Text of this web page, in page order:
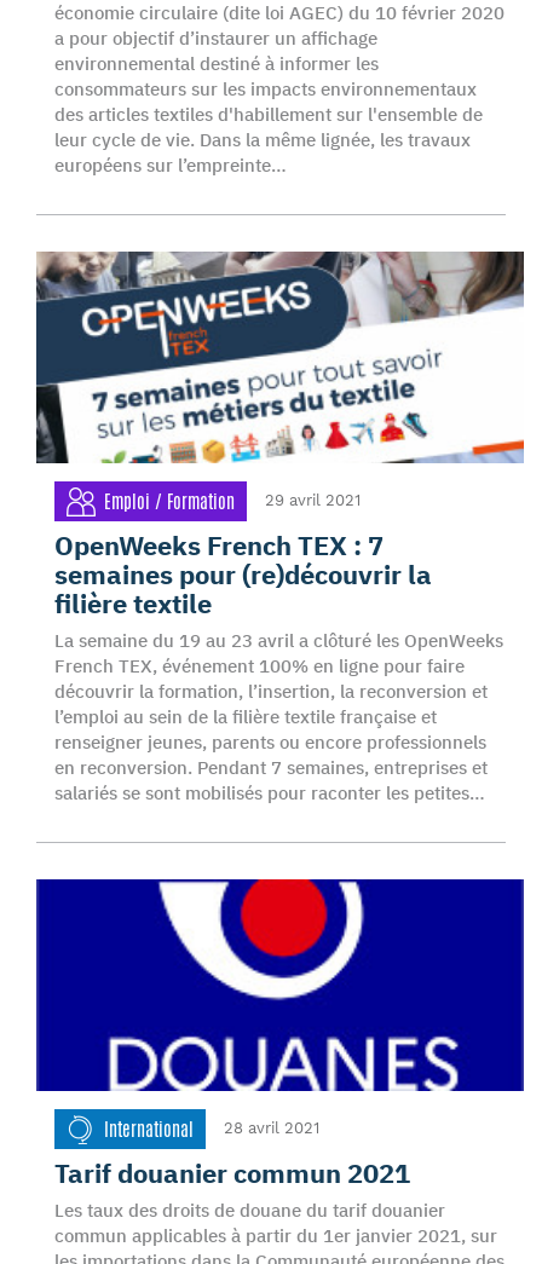
économie circulaire (dite loi AGEC) du 10 février 2020
a pour objectif d’instaurer un affichage
environnemental destiné à informer les
consommateurs sur les impacts environnementaux
des articles textiles d'habillement sur l'ensemble de
leur cycle de vie. Dans la même lignée, les travaux
européens sur l’empreinte…
Emploi / Formation 29 avril 2021
OpenWeeks French TEX : 7
semaines pour (re)découvrir la
filière textile
La semaine du 19 au 23 avril a clôturé les OpenWeeks
French TEX, événement 100% en ligne pour faire
découvrir la formation, l’insertion, la reconversion et
l’emploi au sein de la filière textile française et
renseigner jeunes, parents ou encore professionnels
en reconversion. Pendant 7 semaines, entreprises et
salariés se sont mobilisés pour raconter les petites…
International 28 avril 2021
Tarif douanier commun 2021
Les taux des droits de douane du tarif douanier
commun applicables à partir du 1er janvier 2021, sur